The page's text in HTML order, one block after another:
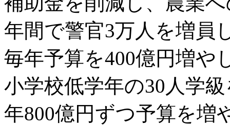
年間で警官3万人を増員
毎年予算を400億円増や
小学校低学年の30人学
年800億円ずつ予算を